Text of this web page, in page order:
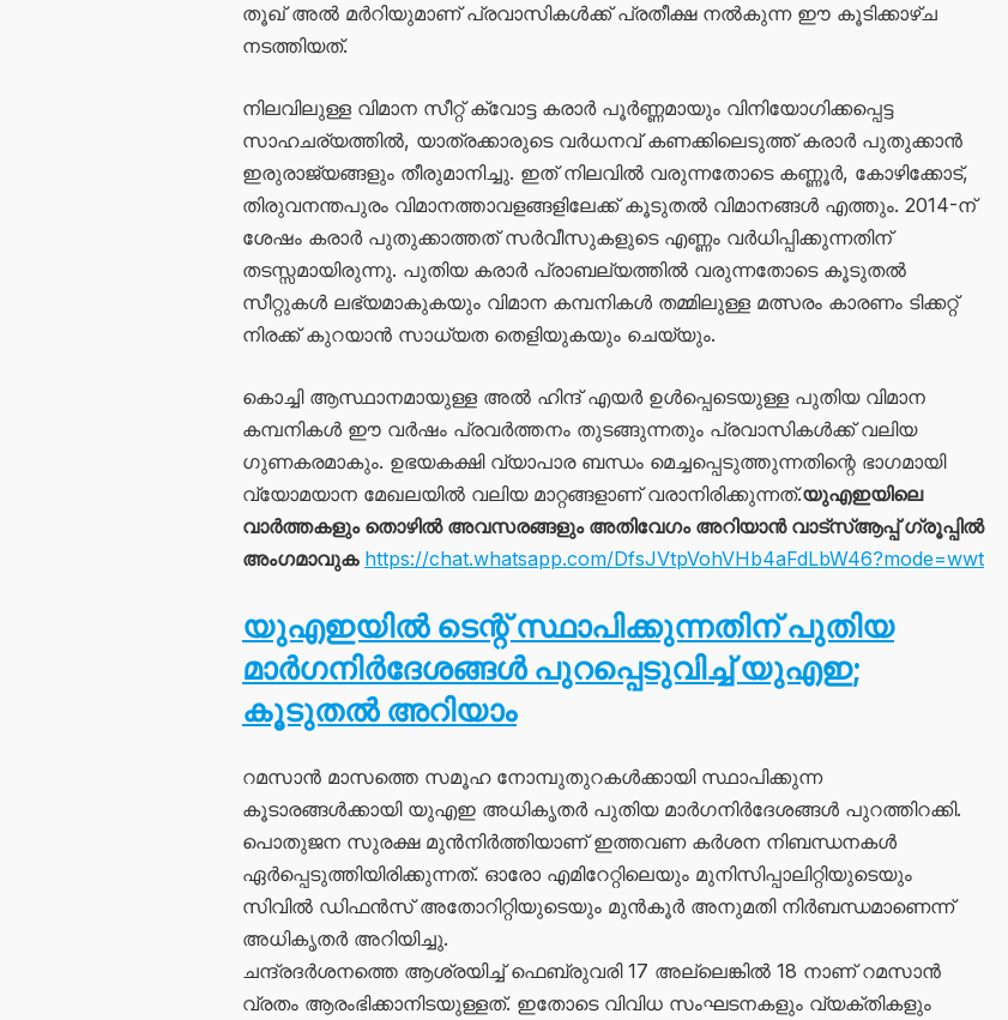
തൂഖ് അൽ മർറിയുമാണ് പ്രവാസികൾക്ക് പ്രതീക്ഷ നൽകുന്ന ഈ കൂടിക്കാഴ്ച
നടത്തിയത്.
നിലവിലുള്ള വിമാന സീറ്റ് ക്വോട്ട കരാർ പൂർണ്ണമായും വിനിയോഗിക്കപ്പെട്ട
സാഹചര്യത്തിൽ, യാത്രക്കാരുടെ വർധനവ് കണക്കിലെടുത്ത് കരാർ പുതുക്കാൻ
ഇരുരാജ്യങ്ങളും തീരുമാനിച്ചു. ഇത് നിലവിൽ വരുന്നതോടെ കണ്ണൂർ, കോഴിക്കോട്,
തിരുവനന്തപുരം വിമാനത്താവളങ്ങളിലേക്ക് കൂടുതൽ വിമാനങ്ങൾ എത്തും. 2014-ന്
ശേഷം കരാർ പുതുക്കാത്തത് സർവീസുകളുടെ എണ്ണം വർധിപ്പിക്കുന്നതിന്
തടസ്സമായിരുന്നു. പുതിയ കരാർ പ്രാബല്യത്തിൽ വരുന്നതോടെ കൂടുതൽ
സീറ്റുകൾ ലഭ്യമാകുകയും വിമാന കമ്പനികൾ തമ്മിലുള്ള മത്സരം കാരണം ടിക്കറ്റ്
നിരക്ക് കുറയാൻ സാധ്യത തെളിയുകയും ചെയ്യും.
കൊച്ചി ആസ്ഥാനമായുള്ള അൽ ഹിന്ദ് എയർ ഉൾപ്പെടെയുള്ള പുതിയ വിമാന
കമ്പനികൾ ഈ വർഷം പ്രവർത്തനം തുടങ്ങുന്നതും പ്രവാസികൾക്ക് വലിയ
ഗുണകരമാകും. ഉഭയകക്ഷി വ്യാപാര ബന്ധം മെച്ചപ്പെടുത്തുന്നതിന്റെ ഭാഗമായി
വ്യോമയാന മേഖലയിൽ വലിയ മാറ്റങ്ങളാണ് വരാനിരിക്കുന്നത്.യുഎഇയിലെ
വാർത്തകളും തൊഴിൽ അവസരങ്ങളും അതിവേഗം അറിയാൻ വാട്സ്ആപ്പ് ഗ്രൂപ്പിൽ
അംഗമാവുക https://chat.whatsapp.com/DfsJVtpVohVHb4aFdLbW46?mode=wwt
യുഎഇയിൽ ടെന്റ് സ്ഥാപിക്കുന്നതിന് പുതിയ
മാർഗനിർദേശങ്ങൾ പുറപ്പെടുവിച്ച് യുഎഇ;
കൂടുതൽ അറിയാം
റമസാൻ മാസത്തെ സമൂഹ നോമ്പുതുറകൾക്കായി സ്ഥാപിക്കുന്ന
കൂടാരങ്ങൾക്കായി യുഎഇ അധികൃതർ പുതിയ മാർഗനിർദേശങ്ങൾ പുറത്തിറക്കി.
പൊതുജന സുരക്ഷ മുൻനിർത്തിയാണ് ഇത്തവണ കർശന നിബന്ധനകൾ
ഏർപ്പെടുത്തിയിരിക്കുന്നത്. ഓരോ എമിറേറ്റിലെയും മുനിസിപ്പാലിറ്റിയുടെയും
സിവിൽ ഡിഫൻസ് അതോറിറ്റിയുടെയും മുൻകൂർ അനുമതി നിർബന്ധമാണെന്ന്
അധികൃതർ അറിയിച്ചു.
ചന്ദ്രദർശനത്തെ ആശ്രയിച്ച് ഫെബ്രുവരി 17 അല്ലെങ്കിൽ 18 നാണ് റമസാൻ
വ്രതം ആരംഭിക്കാനിടയുള്ളത്. ഇതോടെ വിവിധ സംഘടനകളും വ്യക്തികളും